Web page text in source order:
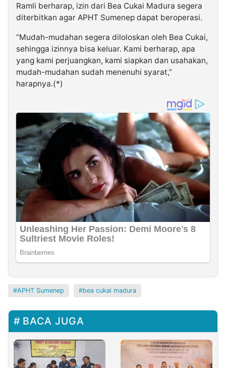
Ramli berharap, izin dari Bea Cukai Madura segera
diterbitkan agar APHT Sumenep dapat beroperasi.
“Mudah-mudahan segera diloloskan oleh Bea Cukai,
sehingga izinnya bisa keluar. Kami berharap, apa
yang kami perjuangkan, kami siapkan dan usahakan,
mudah-mudahan sudah menenuhi syarat,”
harapnya.(*)
APHT Sumenep bea cukai madura
BACA JUGA